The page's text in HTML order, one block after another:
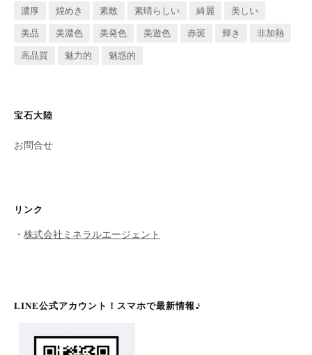
濃厚 煌めき 素敵 素晴らしい 綺麗
美しい
美品
美濃色 美発色 美遊色 赤斑 輝き
非加熱
高品質
魅力的 魅惑的
宝石大陸
お問合せ
リンク
・ 株式会社ミネラルエージェント
LINE公式アカウント！スマホで最新情報♪